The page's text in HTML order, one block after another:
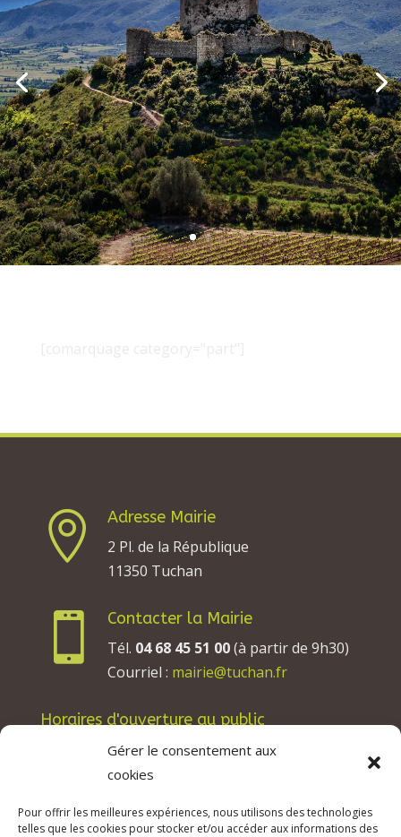
Gérer le consentement aux
cookies
Pour offrir les meilleures expériences, nous utilisons des technologies
telles que les cookies pour stocker et/ou accéder aux informations des

Adresse Mairie
2 Pl. de la République
11350 Tuchan

Contacter la Mairie
Tél. 04 68 45 51 00(à partir de 9h30)
Courriel : mairie@tuchan.fr
Horaires d'ouverture au public
Les lundis, mardis et jeudis : de 8h à 12h et de
13h30 à 17h30.
Les vendredis : de 8h à 12h.